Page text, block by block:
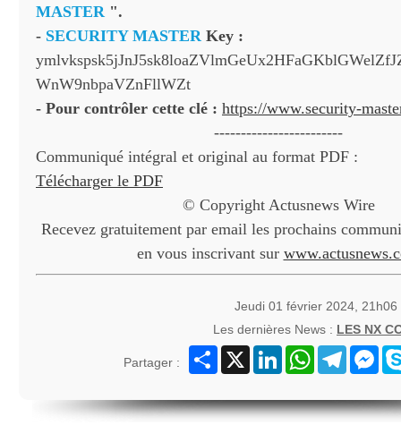
MASTER".
- SECURITY MASTERKey :
WnW9nbpaVZnFllWZt
- Pour contrôler cette clé : https://www.security-
------------------------
Communiqué intégral et original au format PDF :
Télécharger le PDF
© Copyright Actusnews Wire
Recevez gratuitement par email les prochains
en vous inscrivant sur
Jeudi 01 février 2024,
Les dernières News : LES NX
Partager :
Partager
X LinkedInWhatsAppTelegram